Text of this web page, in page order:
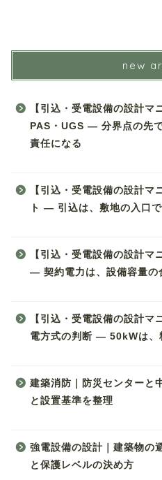
new
【引込・受電設備の設計
PAS・UGS ― 分界点の先
責任になる
【引込・受電設備の設計
ト ― 引込は、敷地の入口
【引込・受電設備の設計
― 契約電力は、設備容量の
【引込・受電設備の設計
電方式の判断 ― 50kWは、
建築消防｜防災センターと
と設置基準を整理
強電設備の設計｜建築物の
と保護レベルの決め方